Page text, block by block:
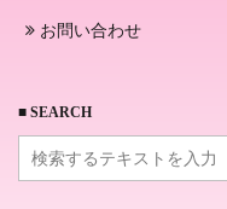
お問い合わせ
■ SEARCH